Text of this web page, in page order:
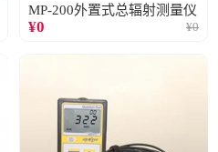
MP-200外置式总辐射测量仪
¥0 ¥0